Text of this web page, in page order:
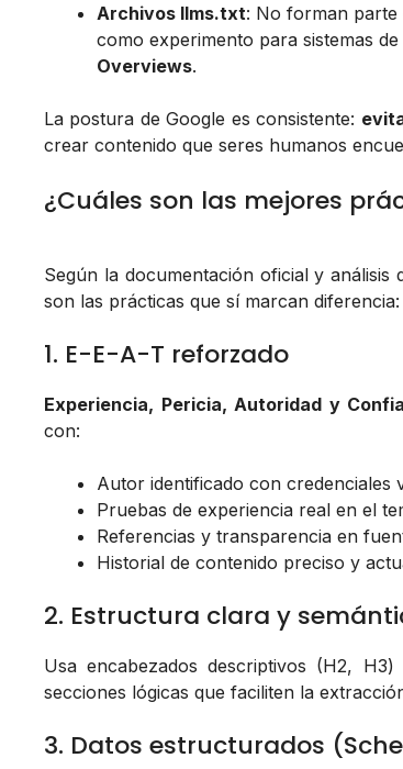
Archivos llms.txt: No forman parte
como experimento para sistemas
Overviews.
La postura de Google es consistente:
crear contenido que seres humanos
¿Cuáles son las mejores
Según la documentación oficial y
son las prácticas que sí marcan diferencia:
1. E-E-A-T reforzado
Experiencia, Pericia, Autoridad y
con:
Autor identificado con credenciales
Pruebas de experiencia real en el
Referencias y transparencia en
Historial de contenido preciso y
2. Estructura clara y
Usa encabezados descriptivos (H2,
secciones lógicas que faciliten la
3. Datos estructurados